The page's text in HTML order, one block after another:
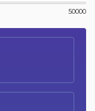
50000